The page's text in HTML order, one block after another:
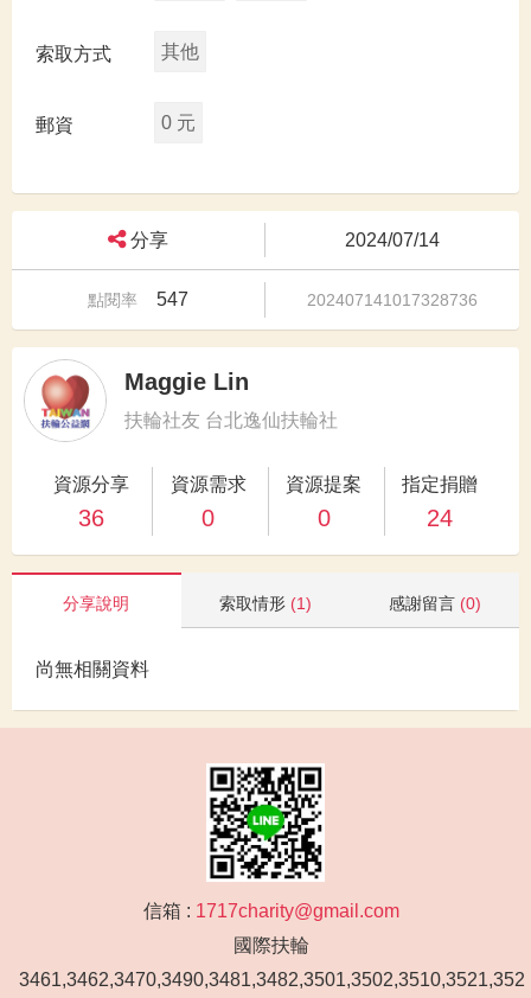
索取方式 其他
郵資 0 元
分享 2024/07/14
點閱率 547 202407141017328736
Maggie Lin
扶輪社友 台北逸仙扶輪社
資源分享
36
資源需求
0
資源提案
0
指定捐贈
24
分享說明 索取情形 (1) 感謝留言 (0)
尚無相關資料
信箱 : 1717charity@gmail.com
國際扶輪
3461,3462,3470,3490,3481,3482,3501,3502,3510,3521,352